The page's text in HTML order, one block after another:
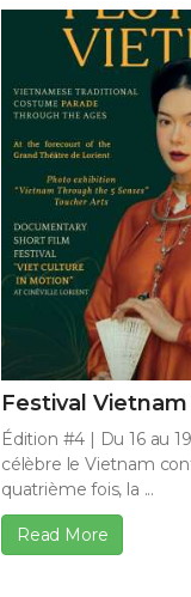
Festival
Édition #4 | Du 16 au
célèbre le Vietnam
quatrième fois, la ...
Read More